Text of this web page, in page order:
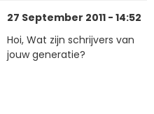
27 September 2011 - 14:52
Hoi, Wat zijn schrijvers van
jouw generatie?